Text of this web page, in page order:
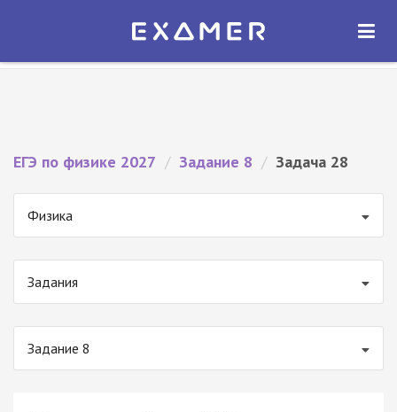
Экзамер — ЕГЭ 2027
ОТКРЫТЬ
ЕГЭ по физике 2027 / Задание 8 / Задача 28
Физика
Задания
Задание 8